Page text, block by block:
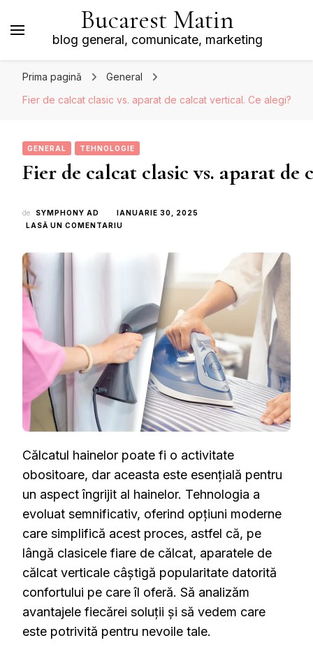
Bucarest Matin
blog general, comunicate, marketing
Prima pagină
General
Fier de calcat clasic vs. aparat de calcat vertical. Ce alegi?
GENERAL TEHNOLOGIE
Fier de calcat clasic vs. aparat de
de SYMPHONY AD
IANUARIE 30, 2025
LASĂ UN COMENTARIU
Călcatul hainelor poate fi o activitate
obositoare, dar aceasta este esențială pentru
un aspect îngrijit al hainelor. Tehnologia a
evoluat semnificativ, oferind opțiuni moderne
care simplifică acest proces, astfel că, pe
lângă clasicele fiare de călcat, aparatele de
călcat verticale câștigă popularitate datorită
confortului pe care îl oferă. Să analizăm
avantajele fiecărei soluții și să vedem care
este potrivită pentru nevoile tale.